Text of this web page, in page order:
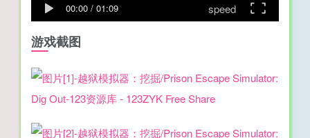
00:00 / 01:09 speed
游戏截图